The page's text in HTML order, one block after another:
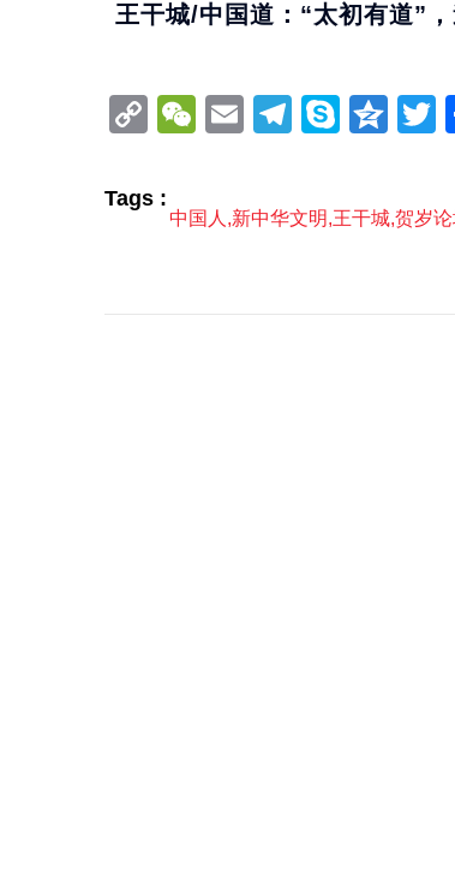
王干城/中国道：“太初有道”
CopyWeChat
Email Skype
Tags :
中国人 ,新中华文明,王干城,贺岁